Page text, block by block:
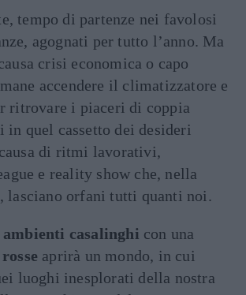
tempo di partenze nei favolosi
agognati per tutto l’anno. Ma
crisi economica o capo
accendere il climatizzatore e
ritrovare i piaceri di coppia
in quel cassetto dei desideri
di ritmi lavorativi,
e reality show che, nella
lasciano orfani tutti quanti noi.
ambienti casalinghi con una
aprirà un mondo, in cui
luoghi inesplorati della nostra